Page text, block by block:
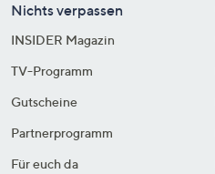
Nichts verpassen
INSIDER Magazin
TV-Programm
Gutscheine
Partnerprogramm
Für euch da